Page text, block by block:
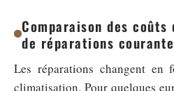
Comparaison des
de réparations
Les réparations changent en
climatisation. Pour quelques